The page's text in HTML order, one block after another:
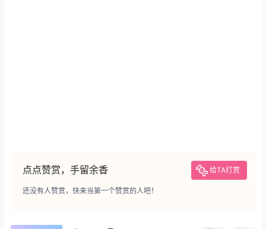
点点赞赏，手留余香 给TA打赏
还没有人赞赏，快来当第一个赞赏的人吧！